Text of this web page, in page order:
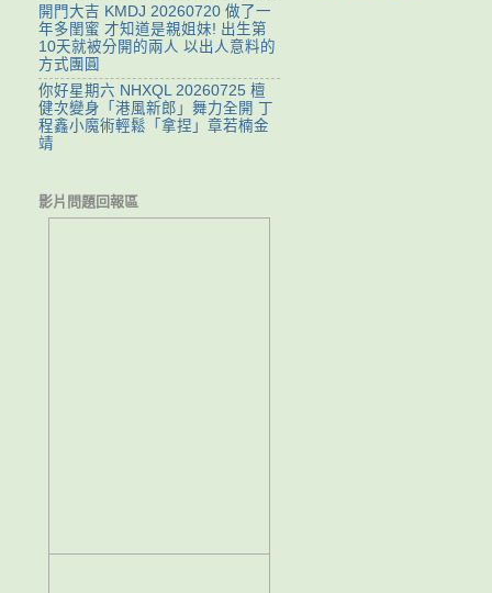
開門大吉 KMDJ 20260720 做了一
年多閨蜜 才知道是親姐妹! 出生第
10天就被分開的兩人 以出人意料的
方式團圓
你好星期六 NHXQL 20260725 檀
健次變身「港風新郎」舞力全開 丁
程鑫小魔術輕鬆「拿捏」章若楠金
靖
影片問題回報區